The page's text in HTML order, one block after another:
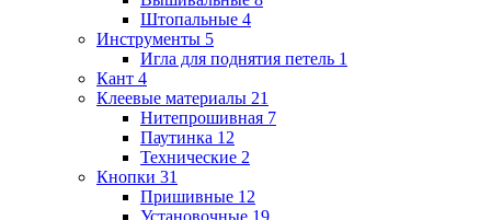
Штопальные 4
Инструменты 5
Игла для поднятия петель 1
Кант 4
Клеевые материалы 21
Нитепрошивная 7
Паутинка 12
Технические 2
Кнопки 31
Пришивные 12
Установочные 19